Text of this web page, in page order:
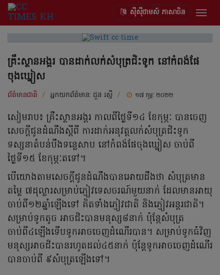
ស៊ីស៊ីថាមស៍ ភាសាចិន
គ្រឹះស្ថានអង្គរ បានដាក់លក់សំបុត្រជិះទូក នៅកំពង់ផែ
ចុងឃ្នៀស
ព័ត៌មានជាតិ / អ្នកយកព័ត៌មាន: ជួន រស្មី / ១៧ កុម្ភៈ ២០២២
សៀមរាប៖ គ្រឹះស្ថានអង្គរ កាលពីថ្ងៃទី១៤ ខែកុម្ភៈ បានចេញ
សេចក្ដីជូនដំណឹងស្ដីពី ការដាក់អនុវត្តលក់សំបុត្រជិះទូក
ទស្សនាតំបន់បឹងទន្លេសាប នៅកំពង់ផែចុងឃ្នៀស ចាប់ពី
ថ្ងៃទី១៥ ខែកុម្ភៈតទៅ។
បើយោងតាមសេចក្ដីជូនដំណឹងបានអោយដឹងថា សំបុត្រមាន
តម្លៃ ៧ដុល្លារសម្រាប់ភ្ញៀវទេសចរណ៍មួយនាក់ ដែលមានអាយុ
ចាប់ពី១២ឆ្នាំឡើងទៅ គិតទាំងភ្ញៀវជាតិ និងភ្ញៀវអន្តរជាតិ។
សម្រាប់ទូកតូច អាចជិះបានមនុស្ស៨នាក់ ប៉ុន្កែសំបុត្រ
ចាប់ពី៤ឡើងទើបទូកអាចចេញដំណើរបាន។ សម្រាប់ទូកធំវិញ
មនុស្សអាចជិះបានរហូតដល់៤៥នាក់ ប៉ុន្ដែទូកអាចចេញដំណើរ
បានចាប់ពី ៩សំបុត្រឡើងទៅ។